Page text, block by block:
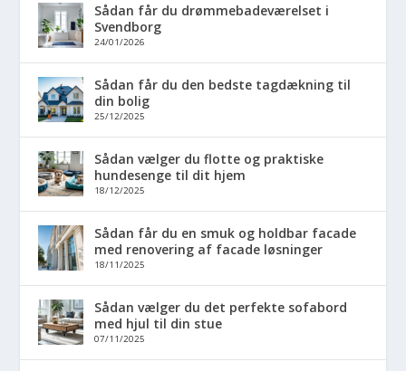
Sådan får du drømmebadeværelset i
Svendborg
24/01/2026
Sådan får du den bedste tagdækning til
din bolig
25/12/2025
Sådan vælger du flotte og praktiske
hundesenge til dit hjem
18/12/2025
Sådan får du en smuk og holdbar facade
med renovering af facade løsninger
18/11/2025
Sådan vælger du det perfekte sofabord
med hjul til din stue
07/11/2025